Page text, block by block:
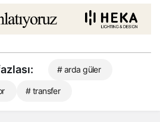
# arda güler
# transfer